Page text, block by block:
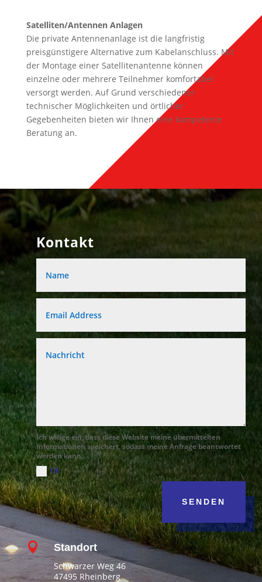
Satelliten/Antennen Anlagen
Die private Antennenanlage ist die langfristig
preisgünstigere Alternative zum Kabelanschluss. Mit
der Montage einer Satellitenantenne können
einzelne oder mehrere Teilnehmer komfortabel
versorgt werden. Auf Grund verschiedener
technischer Möglichkeiten und örtlicher
Gegebenheiten bieten wir Ihnen eine kompetente
Beratung an.
Kontakt
Ich willige ein, dass diese Website meine übermittelten
Informationen speichert, sodass meine Anfrage beantwortet
werden kann.
OK
SENDEN
 Standort
Schwarzer Weg 46
47495 Rheinberg